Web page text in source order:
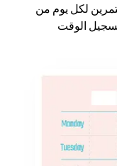
لكل يوم من
الوقت